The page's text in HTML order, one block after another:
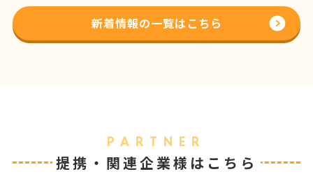
新着情報の一覧はこちら
PARTNER
提携・関連企業様はこちら